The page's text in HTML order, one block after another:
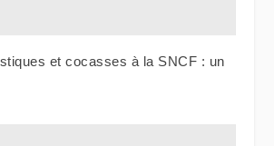
et cocasses à la SNCF : un